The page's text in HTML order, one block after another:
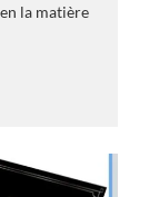
la matière